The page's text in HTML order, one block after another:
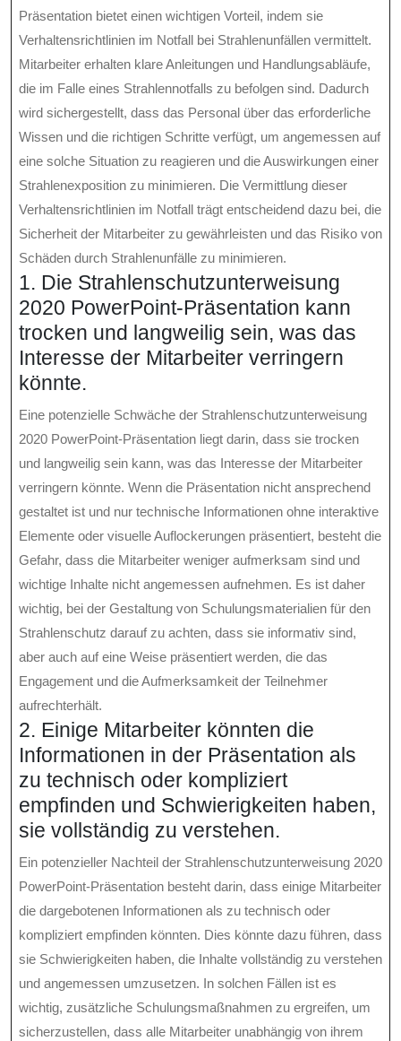
Präsentation bietet einen wichtigen Vorteil, indem sie
Verhaltensrichtlinien im Notfall bei Strahlenunfällen vermittelt.
Mitarbeiter erhalten klare Anleitungen und Handlungsabläufe,
die im Falle eines Strahlennotfalls zu befolgen sind. Dadurch
wird sichergestellt, dass das Personal über das erforderliche
Wissen und die richtigen Schritte verfügt, um angemessen auf
eine solche Situation zu reagieren und die Auswirkungen einer
Strahlenexposition zu minimieren. Die Vermittlung dieser
Verhaltensrichtlinien im Notfall trägt entscheidend dazu bei, die
Sicherheit der Mitarbeiter zu gewährleisten und das Risiko von
Schäden durch Strahlenunfälle zu minimieren.
1. Die Strahlenschutzunterweisung
2020 PowerPoint-Präsentation kann
trocken und langweilig sein, was das
Interesse der Mitarbeiter verringern
könnte.
Eine potenzielle Schwäche der Strahlenschutzunterweisung
2020 PowerPoint-Präsentation liegt darin, dass sie trocken
und langweilig sein kann, was das Interesse der Mitarbeiter
verringern könnte. Wenn die Präsentation nicht ansprechend
gestaltet ist und nur technische Informationen ohne interaktive
Elemente oder visuelle Auflockerungen präsentiert, besteht die
Gefahr, dass die Mitarbeiter weniger aufmerksam sind und
wichtige Inhalte nicht angemessen aufnehmen. Es ist daher
wichtig, bei der Gestaltung von Schulungsmaterialien für den
Strahlenschutz darauf zu achten, dass sie informativ sind,
aber auch auf eine Weise präsentiert werden, die das
Engagement und die Aufmerksamkeit der Teilnehmer
aufrechterhält.
2. Einige Mitarbeiter könnten die
Informationen in der Präsentation als
zu technisch oder kompliziert
empfinden und Schwierigkeiten haben,
sie vollständig zu verstehen.
Ein potenzieller Nachteil der Strahlenschutzunterweisung 2020
PowerPoint-Präsentation besteht darin, dass einige Mitarbeiter
die dargebotenen Informationen als zu technisch oder
kompliziert empfinden könnten. Dies könnte dazu führen, dass
sie Schwierigkeiten haben, die Inhalte vollständig zu verstehen
und angemessen umzusetzen. In solchen Fällen ist es
wichtig, zusätzliche Schulungsmaßnahmen zu ergreifen, um
sicherzustellen, dass alle Mitarbeiter unabhängig von ihrem